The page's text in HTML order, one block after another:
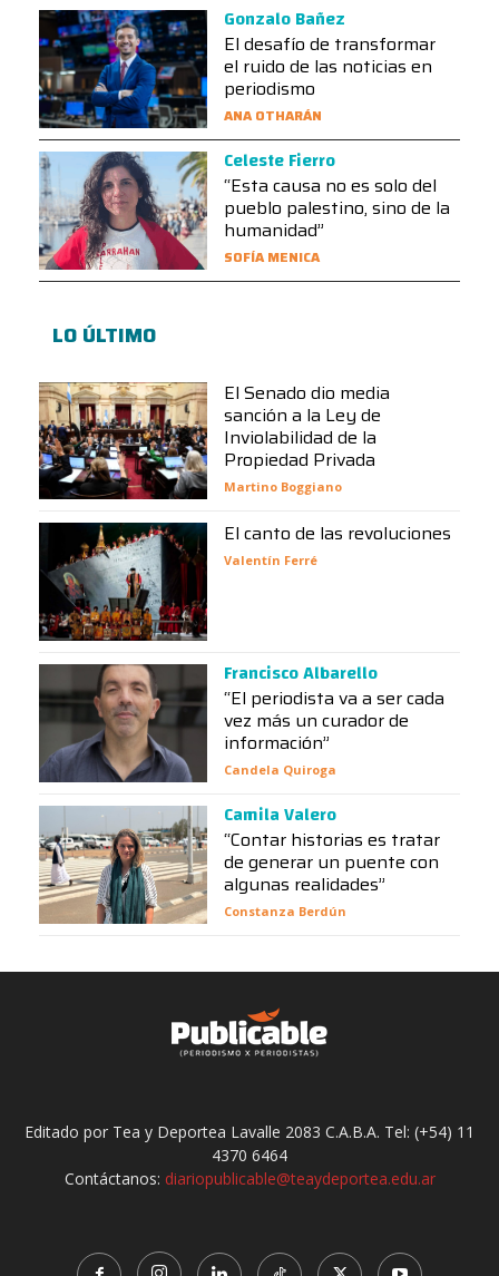
Gonzalo Bañez
El desafío de transformar
el ruido de las noticias en
periodismo
ANA OTHARÁN
Celeste Fierro
“Esta causa no es solo del
pueblo palestino, sino de la
humanidad”
SOFÍA MENICA
LO ÚLTIMO
El Senado dio media
sanción a la Ley de
Inviolabilidad de la
Propiedad Privada
Martino Boggiano
El canto de las revoluciones
Valentín Ferré
Francisco Albarello
“El periodista va a ser cada
vez más un curador de
información”
Candela Quiroga
Camila Valero
“Contar historias es tratar
de generar un puente con
algunas realidades”
Constanza Berdún
Editado por Tea y Deportea Lavalle 2083 C.A.B.A. Tel: (+54) 11
4370 6464
Contáctanos: diariopublicable@teaydeportea.edu.ar